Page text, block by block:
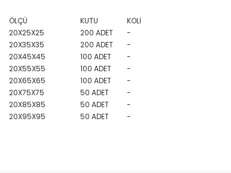
ÖLÇÜ KUTU
KOLİ
20X25X25
200 ADET
-
20X35X35
200 ADET
-
20X45X45
100 ADET
-
20X55X55
100 ADET
-
20X65X65
100 ADET
-
20X75X75
50 ADET
-
20X85X85
50 ADET
-
20X95X95
50 ADET -